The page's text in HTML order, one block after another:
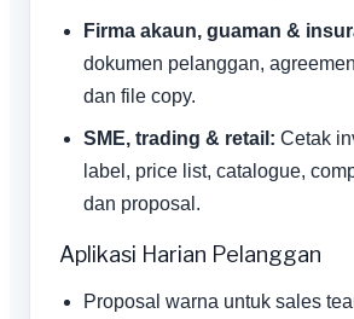
Firma akaun, guaman &
dokumen pelanggan,
dan file copy.
SME, trading & retail: Cetak
label, price list, catalogue,
dan proposal.
Aplikasi Harian Pelanggan
Proposal warna untuk sales